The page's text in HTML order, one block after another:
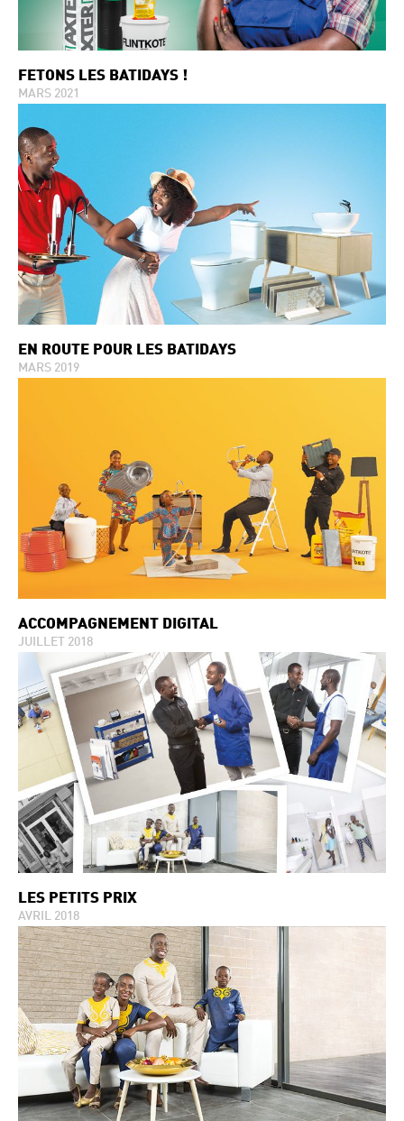
FÊTONS LES BATIDAYS !
MARS 2021
EN ROUTE POUR LES BATIDAYS
MARS 2019
ACCOMPAGNEMENT DIGITAL
JUILLET 2018
LES PETITS PRIX
AVRIL 2018